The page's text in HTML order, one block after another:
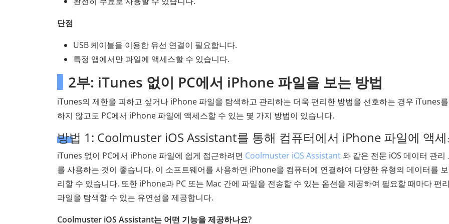
단점
USB 케이블을 이용한 유선 연결이 필요합니다.
특정 앱에서만 파일에 액세스할 수 있습니다.
2부: iTunes 없이 PC에서 iPhone 파일을 보는 방법
iTunes의 제한을 피하고 싶거나 iPhone 파일을 탐색하고 관리하는 더욱 편리한 방법을 선호하는 경우 iTunes
하지 않고도 PC에서 iPhone 파일에 액세스할 수 있는 몇 가지 방법이 있습니다.
방법 1: Coolmuster iOS Assistant를 통해 컴퓨터에서 iPhone 파일에 액
iTunes 없이 PC에서 iPhone 파일에 쉽게 접근하려면 Coolmuster iOS Assistant 와 같은 전문 iOS 데이터 관리
를 사용하는 것이 좋습니다. 이 소프트웨어를 사용하면 iPhone을 컴퓨터에 연결하여 다양한 유형의 데이터를
리할 수 있습니다. 또한 iPhone과 PC 또는 Mac 간에 파일을 전송할 수 있는 옵션을 제공하여 필요할 때마다 편
파일을 탐색할 수 있는 유연성을 제공합니다.
Coolmuster iOS Assistant는 어떤 기능을 제공하나요?